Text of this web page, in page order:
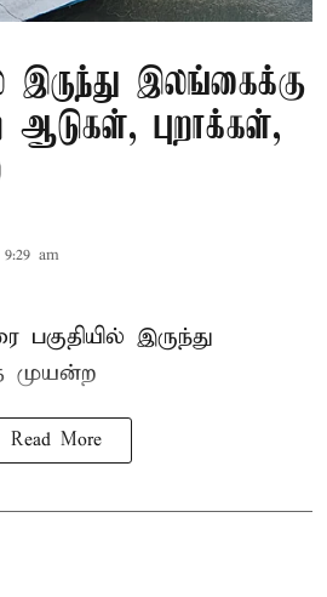
இருந்து இலங்கைக்கு
புறாக்கள்,
am
பகுதியில் இருந்து
முயன்ற
Read More